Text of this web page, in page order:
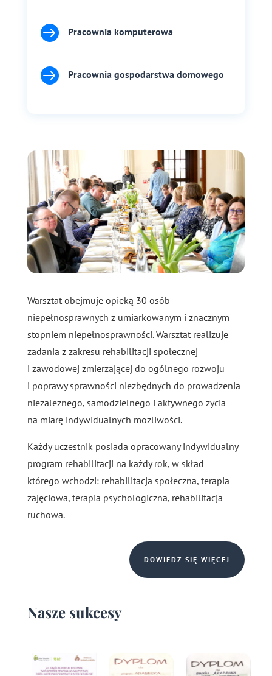
 Pracownia komputerowa
 Pracownia gospodarstwa domowego
Warsztat obejmuje opieką 30 osób
niepełnosprawnych z umiarkowanym i znacznym
stopniem niepełnosprawności. Warsztat realizuje
zadania z zakresu rehabilitacji społecznej
i zawodowej zmierzającej do ogólnego rozwoju
i poprawy sprawności niezbędnych do prowadzenia
niezależnego, samodzielnego i aktywnego życia
na miarę indywidualnych możliwości.
Każdy uczestnik posiada opracowany indywidualny
program rehabilitacji na każdy rok, w skład
którego wchodzi: rehabilitacja społeczna, terapia
zajęciowa, terapia psychologiczna, rehabilitacja
ruchowa.
DOWIEDZ SIĘ WIĘCEJ
Nasze sukcesy